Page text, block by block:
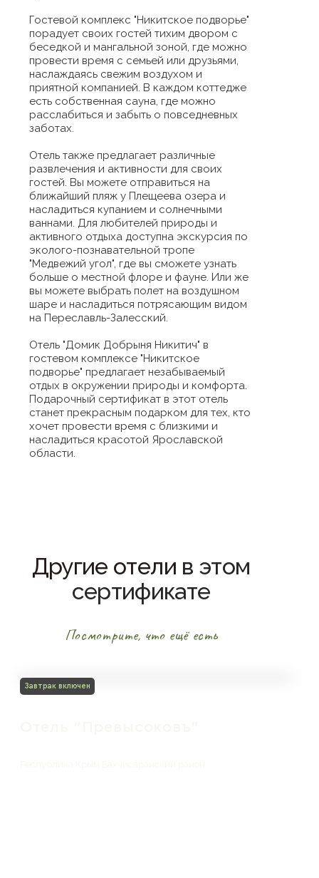
Гостевой комплекс "Никитское подворье"
порадует своих гостей тихим двором с
беседкой и мангальной зоной, где можно
провести время с семьей или друзьями,
наслаждаясь свежим воздухом и
приятной компанией. В каждом коттедже
есть собственная сауна, где можно
расслабиться и забыть о повседневных
заботах.
Отель также предлагает различные
развлечения и активности для своих
гостей. Вы можете отправиться на
ближайший пляж у Плещеева озера и
насладиться купанием и солнечными
ваннами. Для любителей природы и
активного отдыха доступна экскурсия по
эколого-познавательной тропе
"Медвежий угол", где вы сможете узнать
больше о местной флоре и фауне. Или же
вы можете выбрать полет на воздушном
шаре и насладиться потрясающим видом
на Переславль-Залесский.
Отель "Домик Добрыня Никитич" в
гостевом комплексе "Никитское
подворье" предлагает незабываемый
отдых в окружении природы и комфорта.
Подарочный сертификат в этот отель
станет прекрасным подарком для тех, кто
хочет провести время с близкими и
насладиться красотой Ярославской
области.
Другие отели в этом
сертификате
Посмотрите, что ещё есть
Завтрак включен